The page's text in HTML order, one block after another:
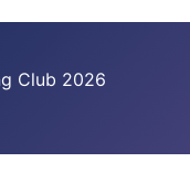
Club 2026